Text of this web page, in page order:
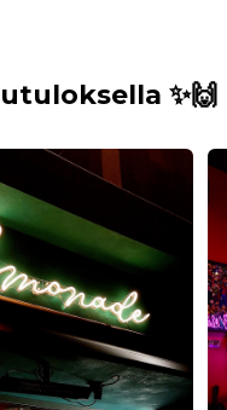
✨🙌